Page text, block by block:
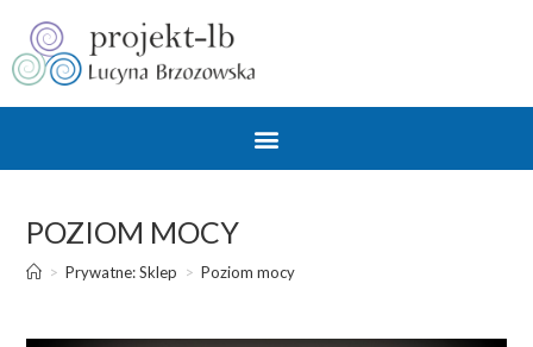
POZIOM MOCY
> Prywatne: Sklep > Poziom mocy